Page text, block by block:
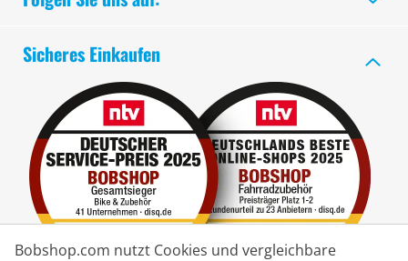
Sicheres Einkaufen
Bobshop.com nutzt Cookies und vergleichbare